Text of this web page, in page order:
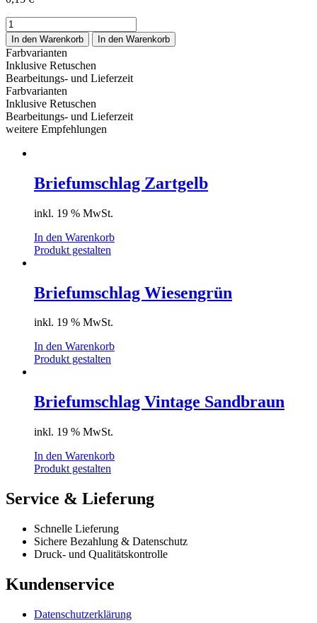
Briefumschlag
Delphingrau
Menge
In den Warenkorb In den Warenkorb
Farbvarianten
Inklusive Retuschen
Bearbeitungs- und Lieferzeit
Farbvarianten
Inklusive Retuschen
Bearbeitungs- und Lieferzeit
weitere Empfehlungen
Briefumschlag Zartgelb
inkl. 19 % MwSt.
In den Warenkorb
Produkt gestalten
Briefumschlag Wiesengrün
inkl. 19 % MwSt.
In den Warenkorb
Produkt gestalten
Briefumschlag Vintage Sandbraun
inkl. 19 % MwSt.
In den Warenkorb
Produkt gestalten
Service & Lieferung
Schnelle Lieferung
Sichere Bezahlung & Datenschutz
Druck- und Qualitätskontrolle
Kundenservice
Datenschutzerklärung